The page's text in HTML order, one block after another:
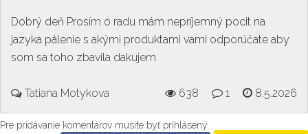
Dobrý deň Prosím o radu mám nepríjemný pocit na
jazyka pálenie s akými produktami vami odporúčate aby
som sa toho zbavila dakujem
Tatiana Motykova 638 1 8.5.2026
Pre pridávanie komentárov musíte byť prihlásený.